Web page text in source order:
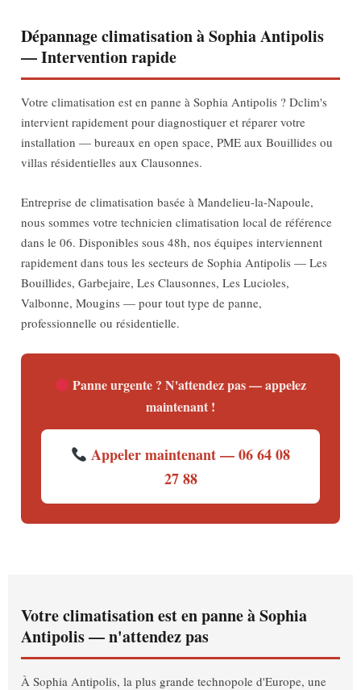
Dépannage climatisation à Sophia Antipolis
— Intervention rapide
Votre climatisation est en panne à Sophia Antipolis ? Dclim's
intervient rapidement pour diagnostiquer et réparer votre
installation — bureaux en open space, PME aux Bouillides ou
villas résidentielles aux Clausonnes.
Entreprise de climatisation basée à Mandelieu-la-Napoule,
nous sommes votre technicien climatisation local de référence
dans le 06. Disponibles sous 48h, nos équipes interviennent
rapidement dans tous les secteurs de Sophia Antipolis — Les
Bouillides, Garbejaire, Les Clausonnes, Les Lucioles,
Valbonne, Mougins — pour tout type de panne,
professionnelle ou résidentielle.
Panne urgente ? N'attendez pas — appelez
maintenant !
Appeler maintenant — 06 64 08
27 88
Votre climatisation est en panne à Sophia
Antipolis — n'attendez pas
À Sophia Antipolis, la plus grande technopole d'Europe, une